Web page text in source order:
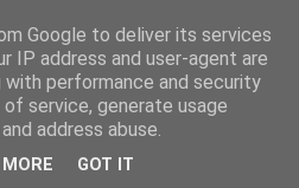
Google to deliver its services
IP address and user-agent are
with performance and security
service, generate usage
address abuse.
GOT IT